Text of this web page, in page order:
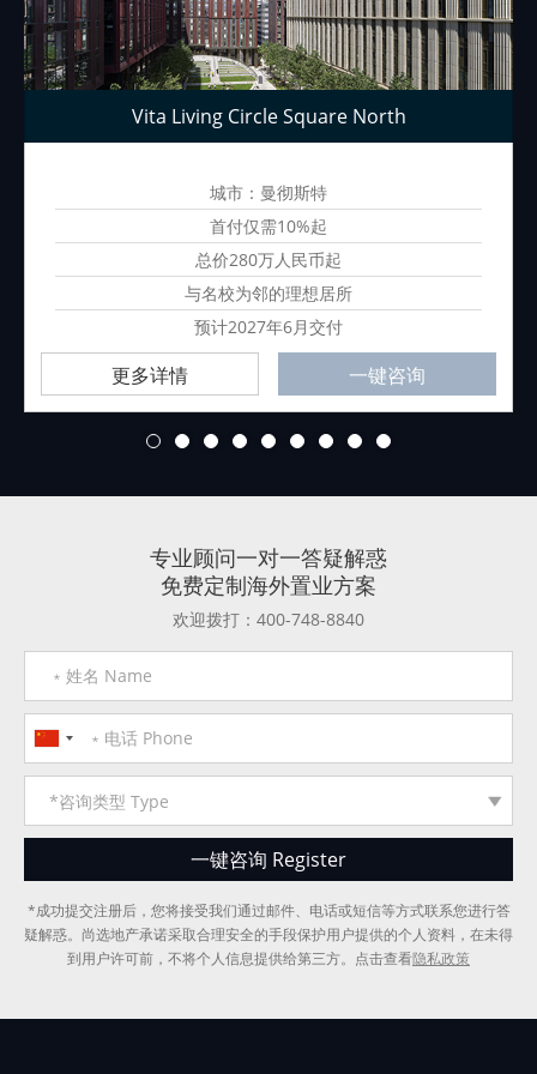
Vita Living Circle Square North
城市：曼彻斯特
首付仅需10%起
总价280万人民币起
与名校为邻的理想居所
预计2027年6月交付
更多详情 一键咨询
3 4 5 6 7 8 9
专业顾问一对一答疑解惑
免费定制海外置业方案
欢迎拨打：400-748-8840
*成功提交注册后，您将接受我们通过邮件、电话或短信等方式联系您进行答
疑解惑。尚选地产承诺采取合理安全的手段保护用户提供的个人资料，在未得
到用户许可前，不将个人信息提供给第三方。点击查看隐私政策